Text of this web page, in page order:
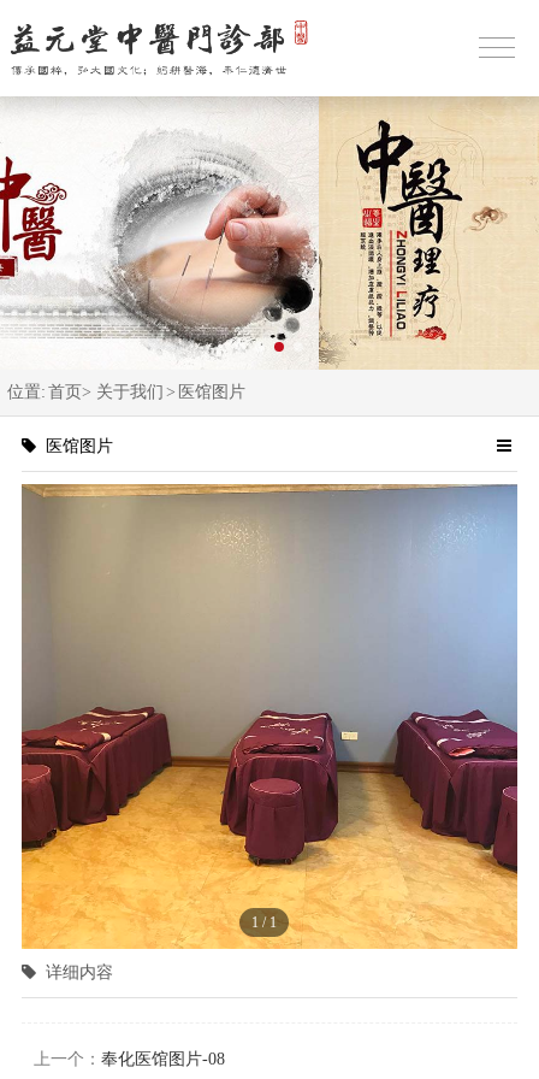
位置: 首页> 关于我们 > 医馆图片
医馆图片
1 / 1
详细内容
上一个： 奉化医馆图片-08